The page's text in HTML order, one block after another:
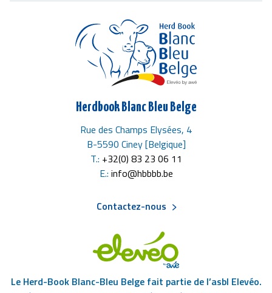
Herdbook Blanc Bleu Belge
Rue des Champs Elysées, 4
B-5590 Ciney [Belgique]
T.: +32(0) 83 23 06 11
E.: info@hbbbb.be
Contactez-nous
Le Herd-Book Blanc-Bleu Belge fait partie de l’asbl Elevéo.